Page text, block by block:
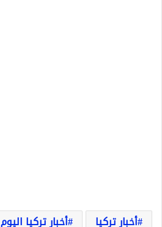
أخبار تركيا
أخبار تركيا اليوم